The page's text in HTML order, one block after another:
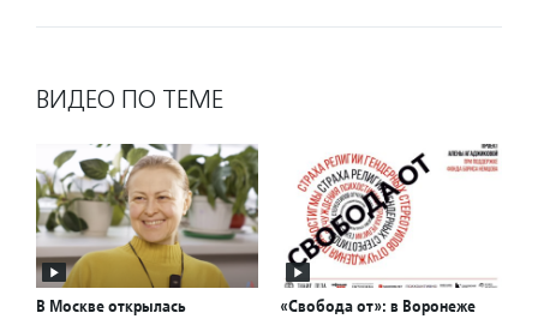
ВИДЕО ПО ТЕМЕ
В Москве открылась
«Свобода от»: в Воронеже